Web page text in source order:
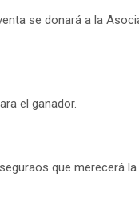
se donará a la
el ganador.
que merecerá la